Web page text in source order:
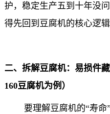
护，稳定生产五到十年没
得先回到豆腐机的核心逻
二、拆解豆腐机：易损件
160豆腐机为例）
要理解豆腐机的“寿